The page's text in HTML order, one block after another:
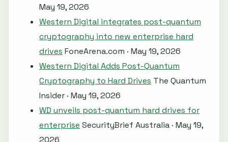
May 19, 2026
Western Digital integrates post-quantum
cryptography into new enterprise hard
drives FoneArena.com · May 19, 2026
Western Digital Adds Post-Quantum
Cryptography to Hard Drives The Quantum
Insider · May 19, 2026
WD unveils post-quantum hard drives for
enterprise SecurityBrief Australia · May 19,
2026